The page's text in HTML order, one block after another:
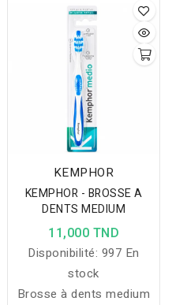
KEMPHOR
KEMPHOR - BROSSE A
DENTS MEDIUM
11,000 TND
Disponibilité: 997 En
stock
Brosse à dents medium